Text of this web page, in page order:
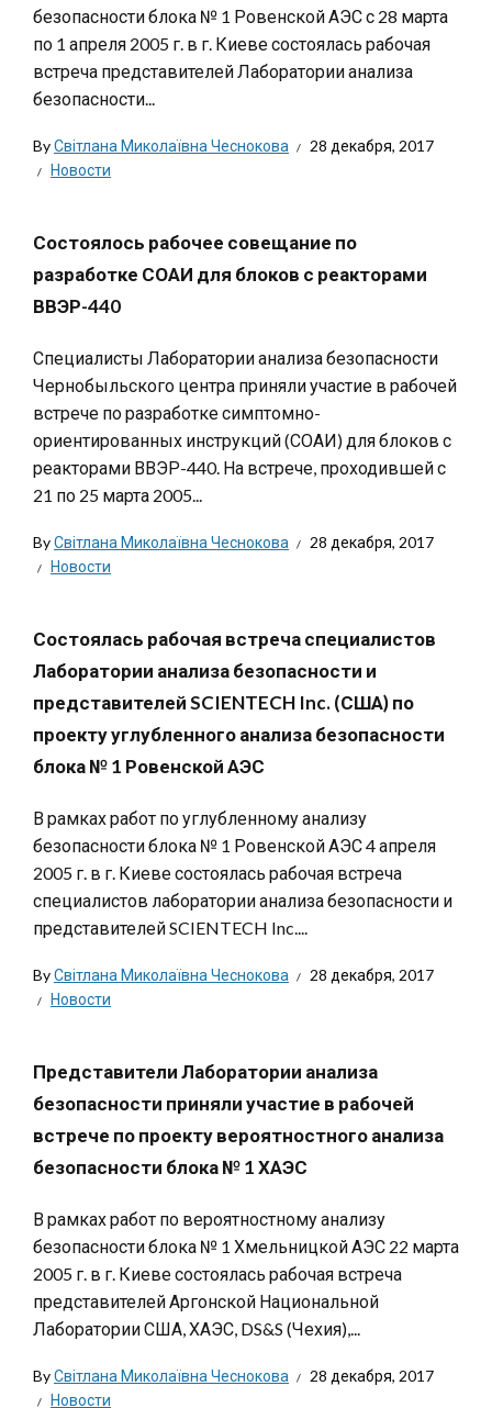
безопасности блока № 1 Ровенской АЭС с 28 марта
по 1 апреля 2005 г. в г. Киеве состоялась рабочая
встреча представителей Лаборатории анализа
безопасности...
ByСвітлана Миколаївна Чеснокова
28 декабря, 2017
Новости
Состоялось рабочее совещание по
разработке СОАИ для блоков с реакторами
ВВЭР-440
Специалисты Лаборатории анализа безопасности
Чернобыльского центра приняли участие в рабочей
встрече по разработке симптомно-
ориентированных инструкций (СОАИ) для блоков с
реакторами ВВЭР-440. На встрече, проходившей с
21 по 25 марта 2005...
ByСвітлана Миколаївна Чеснокова
28 декабря, 2017
Новости
Состоялась рабочая встреча специалистов
Лаборатории анализа безопасности и
представителей SCIENTECH Inc. (США) по
проекту углубленного анализа безопасности
блока № 1 Ровенской АЭС
В рамках работ по углубленному анализу
безопасности блока № 1 Ровенской АЭС 4 апреля
2005 г. в г. Киеве состоялась рабочая встреча
специалистов лаборатории анализа безопасности и
представителей SCIENTECH Inc....
ByСвітлана Миколаївна Чеснокова
28 декабря, 2017
Новости
Представители Лаборатории анализа
безопасности приняли участие в рабочей
встрече по проекту вероятностного анализа
безопасности блока № 1 ХАЭС
В рамках работ по вероятностному анализу
безопасности блока № 1 Хмельницкой АЭС 22 марта
2005 г. в г. Киеве состоялась рабочая встреча
представителей Аргонской Национальной
Лаборатории США, ХАЭС, DS&S (Чехия),...
ByСвітлана Миколаївна Чеснокова
28 декабря, 2017
Новости